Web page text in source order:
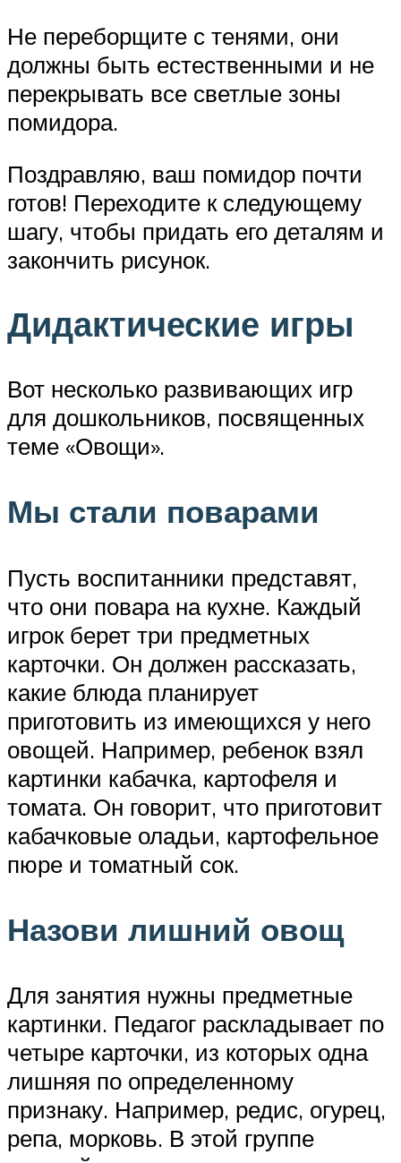
Не переборщите с тенями, они
должны быть естественными и не
перекрывать все светлые зоны
помидора.
Поздравляю, ваш помидор почти
готов! Переходите к следующему
шагу, чтобы придать его деталям и
закончить рисунок.
Дидактические игры
Вот несколько развивающих игр
для дошкольников, посвященных
теме «Овощи».
Мы стали поварами
Пусть воспитанники представят,
что они повара на кухне. Каждый
игрок берет три предметных
карточки. Он должен рассказать,
какие блюда планирует
приготовить из имеющихся у него
овощей. Например, ребенок взял
картинки кабачка, картофеля и
томата. Он говорит, что приготовит
кабачковые оладьи, картофельное
пюре и томатный сок.
Назови лишний овощ
Для занятия нужны предметные
картинки. Педагог раскладывает по
четыре карточки, из которых одна
лишняя по определенному
признаку. Например, редис, огурец,
репа, морковь. В этой группе